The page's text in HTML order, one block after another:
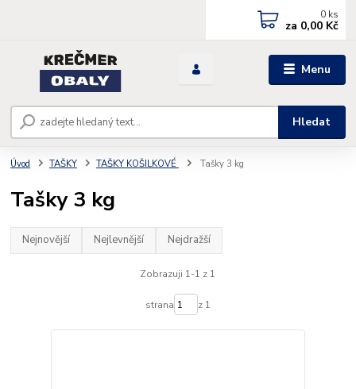
Menu
Hledat
0 ks
za 0,00 Kč
Úvod TAŠKY TAŠKY KOŠILKOVÉ Tašky 3 kg
Tašky 3 kg
Nejnovější Nejlevnější Nejdražší
Zobrazuji 1-1 z 1
strana z 1